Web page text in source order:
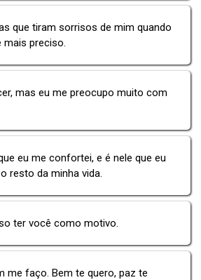
que tiram sorrisos de mim quando
mais preciso.
mas eu me preocupo muito com
eu me confortei, e é nele que eu
resto da minha vida.
ter você como motivo.
me faço. Bem te quero, paz te